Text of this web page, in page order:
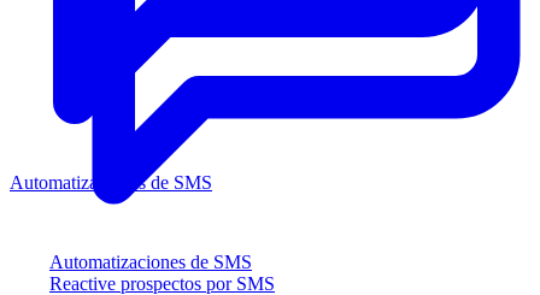
Automatizaciones de SMS
Reactive prospectos por SMS
Automatizaciones de SMS